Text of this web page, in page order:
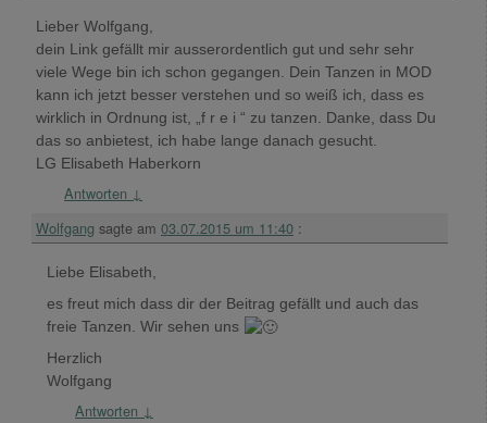
Lieber Wolfgang,
dein Link gefällt mir ausserordentlich gut und sehr sehr
viele Wege bin ich schon gegangen. Dein Tanzen in MOD
kann ich jetzt besser verstehen und so weiß ich, dass es
wirklich in Ordnung ist, „f r e i “ zu tanzen. Danke, dass Du
das so anbietest, ich habe lange danach gesucht.
LG Elisabeth Haberkorn
Antworten ↓
Wolfgang sagte am 03.07.2015 um 11:40 :
Liebe Elisabeth,
es freut mich dass dir der Beitrag gefällt und auch das
freie Tanzen. Wir sehen uns
Herzlich
Wolfgang
Antworten ↓